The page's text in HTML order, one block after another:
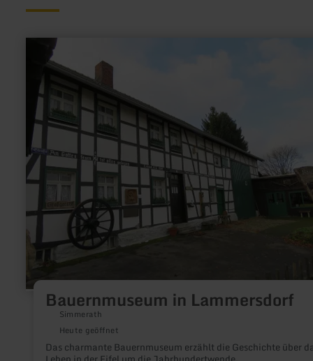
Bauernmuseum in Lammersdorf
Simmerath
Heute geöffnet
Das charmante Bauernmuseum erzählt die Geschichte über
erfahren
Bauernmuseum
Lammersdorf